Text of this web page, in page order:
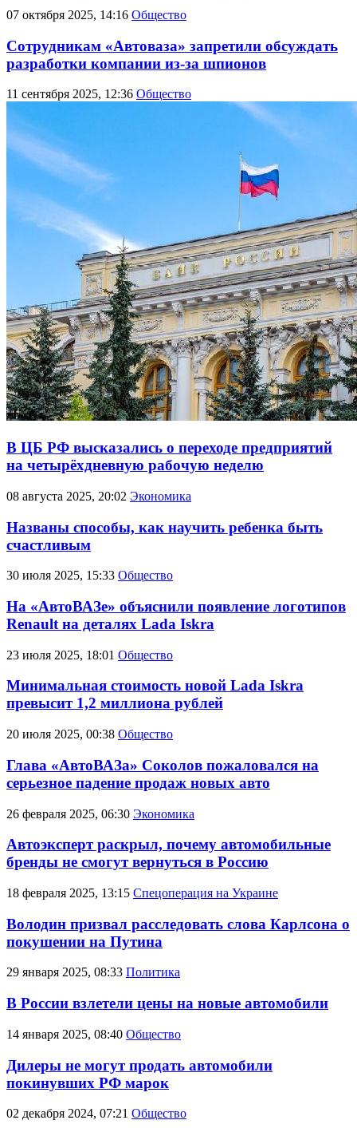
07 октября 2025, 14:16 Общество
Сотрудникам «Автоваза» запретили обсуждать
разработки компании из-за шпионов
11 сентября 2025, 12:36 Общество
В ЦБ РФ высказались о переходе предприятий
на четырёхдневную рабочую неделю
08 августа 2025, 20:02 Экономика
Названы способы, как научить ребенка быть
счастливым
30 июля 2025, 15:33 Общество
На «АвтоВАЗе» объяснили появление логотипов
Renault на деталях Lada Iskra
23 июля 2025, 18:01 Общество
Минимальная стоимость новой Lada Iskra
превысит 1,2 миллиона рублей
20 июля 2025, 00:38 Общество
Глава «АвтоВАЗа» Соколов пожаловался на
серьезное падение продаж новых авто
26 февраля 2025, 06:30 Экономика
Автоэксперт раскрыл, почему автомобильные
бренды не смогут вернуться в Россию
18 февраля 2025, 13:15 Спецоперация на Украине
Володин призвал расследовать слова Карлсона о
покушении на Путина
29 января 2025, 08:33 Политика
В России взлетели цены на новые автомобили
14 января 2025, 08:40 Общество
Дилеры не могут продать автомобили
покинувших РФ марок
02 декабря 2024, 07:21 Общество